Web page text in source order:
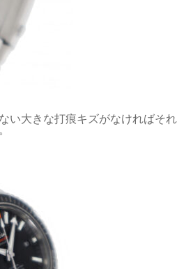
い大きな打痕キズがなければそれ